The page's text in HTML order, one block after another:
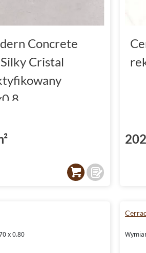
Concrete
Cristal
x 0.80